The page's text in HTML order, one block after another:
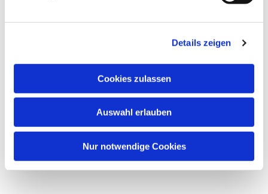
Details zeigen
Cookies zulassen
Auswahl erlauben
Nur notwendige Cookies